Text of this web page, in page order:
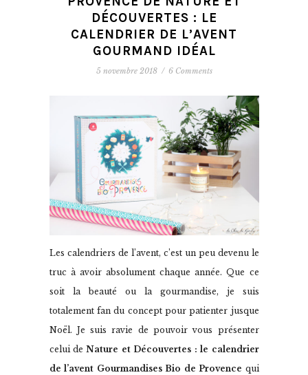
DÉCOUVERTES : LE
CALENDRIER DE L’AVENT
GOURMAND IDÉAL
5 novembre 2018 / 6 Comments
Les calendriers de l’avent, c’est un peu devenu le
truc à avoir absolument chaque année. Que ce
soit la beauté ou la gourmandise, je suis
totalement fan du concept pour patienter jusque
Noël. Je suis ravie de pouvoir vous présenter
celui deNature et Découvertes : le calendrier
de l’avent Gourmandises Bio de Provence qui